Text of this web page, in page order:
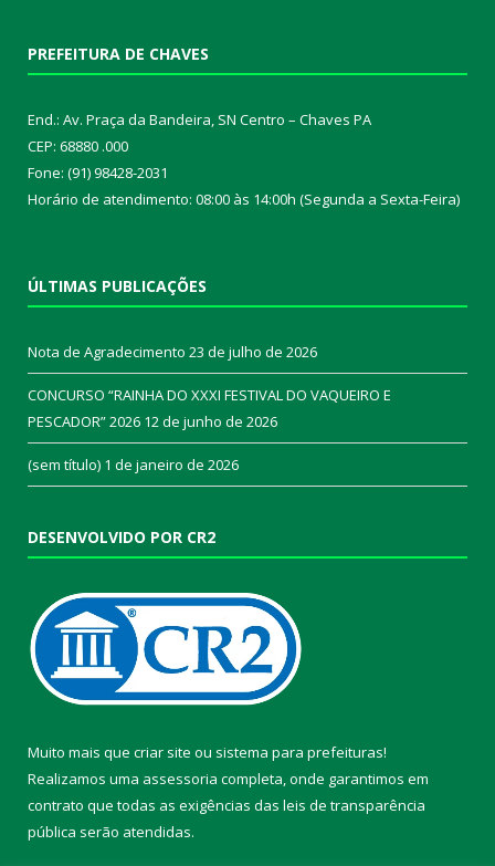
PREFEITURA DE CHAVES
End.: Av. Praça da Bandeira, SN Centro – Chaves PA
CEP: 68880 .000
Fone: (91) 98428-2031
Horário de atendimento: 08:00 às 14:00h (Segunda a Sexta-Feira)
ÚLTIMAS PUBLICAÇÕES
Nota de Agradecimento 23 de julho de 2026
CONCURSO “RAINHA DO XXXI FESTIVAL DO VAQUEIRO E
PESCADOR” 2026 12 de junho de 2026
(sem título) 1 de janeiro de 2026
DESENVOLVIDO POR CR2
Muito mais que criar site ou sistema para prefeituras!
Realizamos uma assessoria completa, onde garantimos em
contrato que todas as exigências das leis de transparência
pública serão atendidas.